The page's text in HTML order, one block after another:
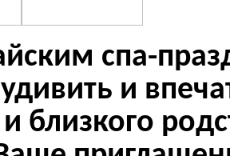
спа-
и
близкого